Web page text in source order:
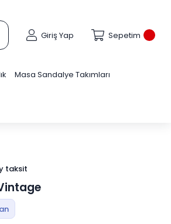
Giriş Yap Sepetim
Masa Sandalye Takımları
taksit